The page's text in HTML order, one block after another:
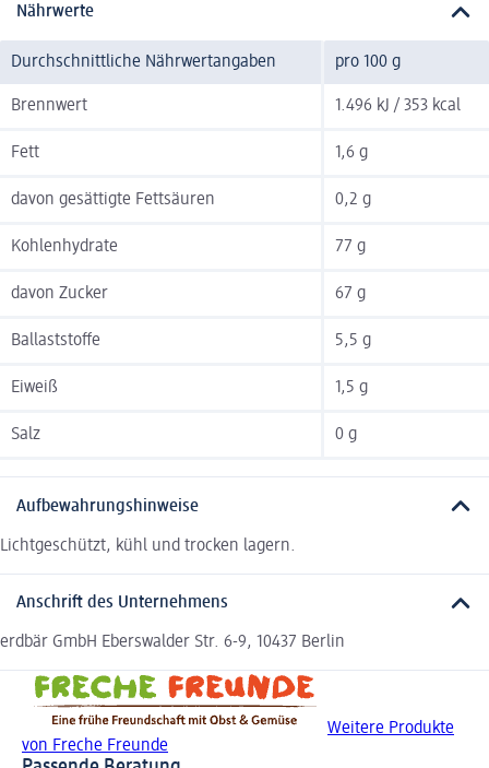
Nährwerte
Durchschnittliche Nährwertangaben pro 100 g
Brennwert 1.496 kJ / 353 kcal
Fett 1,6 g
davon gesättigte Fettsäuren 0,2 g
Kohlenhydrate 77 g
davon Zucker 67 g
Ballaststoffe 5,5 g
Eiweiß 1,5 g
Salz 0 g
Aufbewahrungshinweise
Lichtgeschützt, kühl und trocken lagern.
Anschrift des Unternehmens
erdbär GmbH Eberswalder Str. 6-9, 10437 Berlin
Weitere Produkte
von Freche Freunde